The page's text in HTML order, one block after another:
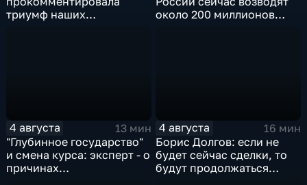
триумф наших
около 200 миллионов
4 августа
13 мин
"Глубинное государство"
и смена курса: эксперт - о
причинах
4 августа
16 мин
Борис Долгов: если не
будет сейчас сделки, то
будут продолжаться